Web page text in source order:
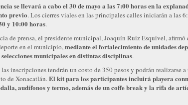
se llevará a cabo el 30 de mayo a las 7:00 horas en la
previo. Los cierres viales en las principales calles iniciarán a las
y 10:00 horas.
de prensa, el presidente municipal, Joaquín Ruiz Esquivel, afirmó
en el municipio,mediante el fortalecimiento de unidades
municipales en distintas disciplinas.
inscripciones tendrán un costo de 350 pesos y podrán realizarse
de Xonacatlán.El kit para los participantes incluirá playera
audífonos y termo, además de un coffe break y la rifa de